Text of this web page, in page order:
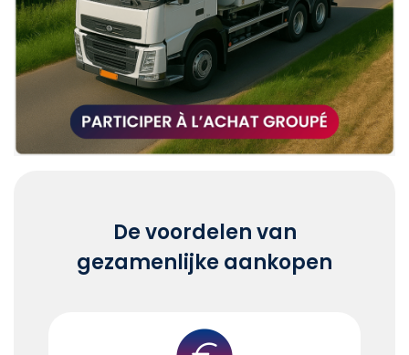
De voordelen van
gezamenlijke aankopen